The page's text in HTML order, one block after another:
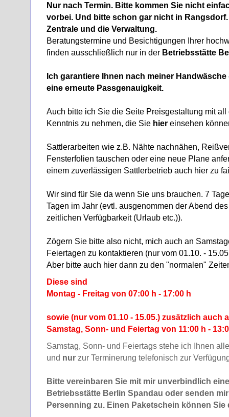
Nur nach Termin. Bitte kommen Sie nicht
vorbei. Und bitte schon gar nicht in
Zentrale und die Verwaltung.
Beratungstermine und Besichtigungen Ihrer
finden ausschließlich nur in der Betriebsstätte
Ich garantiere Ihnen nach meiner
eine erneute Passgenauigkeit.
Auch bitte ich Sie die Seite Preisgestaltung mit all
Kenntnis zu nehmen, die Sie hier einsehen
Sattlerarbeiten wie z.B. Nähte nachnähen,
Fensterfolien tauschen oder eine neue Plane
einem zuverlässigen Sattlerbetrieb auch hier zu
Wir sind für Sie da wenn Sie uns brauchen. 7
Tagen im Jahr (evtl. ausgenommen der Abend
zeitlichen Verfügbarkeit (Urlaub etc.)).
Zögern Sie bitte also nicht, mich auch an
Feiertagen zu kontaktieren (nur vom 01.10. -
Aber bitte auch hier dann zu den "normalen"
Diese sind
Montag - Freitag von 07:00 h - 17:00 h
sowie (nur vom 01.10 - 15.05.) zusätzlich auch
Samstag, Sonn- und Feiertag von 11:00 h -
Samstag, Sonn- und Feiertags stehe ich Ihnen
und nur zur Terminerung telefonisch zur
Bitte vereinbaren Sie mit mir unverbindlich
Betriebsstätte Berlin Spandau oder senden
Persenning zu. Einen Paketschein können